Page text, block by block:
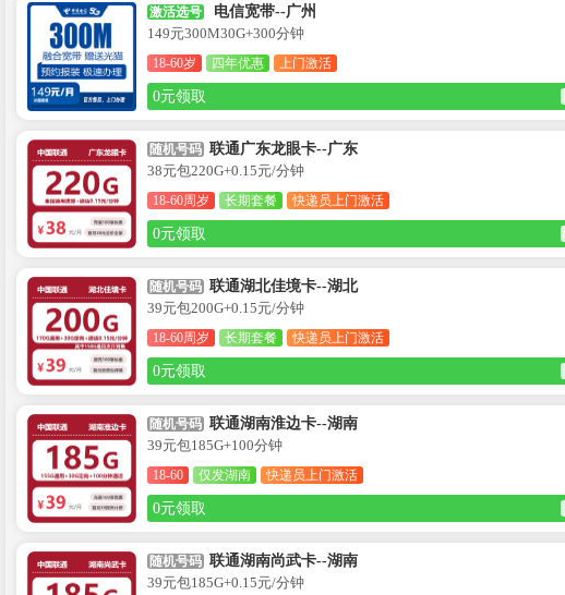
激活选号
电信宽带--广州
149元300M30G+300分钟
18-60岁 四年优惠 上门激活
0元领取
随机号码 联通广东龙眼卡--广东
38元包220G+0.15元/分钟
18-60周岁 长期套餐 快递员上门激活
0元领取
随机号码 联通湖北佳境卡--湖北
39元包200G+0.15元/分钟
18-60周岁 长期套餐 快递员上门激活
0元领取
随机号码 联通湖南淮边卡--湖南
39元包185G+100分钟
18-60 仅发湖南 快递员上门激活
0元领取
随机号码 联通湖南尚武卡--湖南
39元包185G+0.15元/分钟